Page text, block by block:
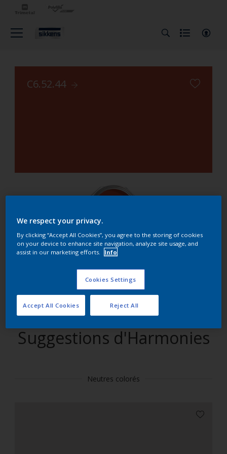
C6.52.44
Trouver des produits dans cette couleur
Allons-y
Suggestions d'Harmonies
Neutres colorés
We respect your privacy.
By clicking “Accept All Cookies”, you agree to the storing of cookies
on your device to enhance site navigation, analyze site usage, and
assist in our marketing efforts.
Info
Cookies Settings
Reject All
Accept All Cookies